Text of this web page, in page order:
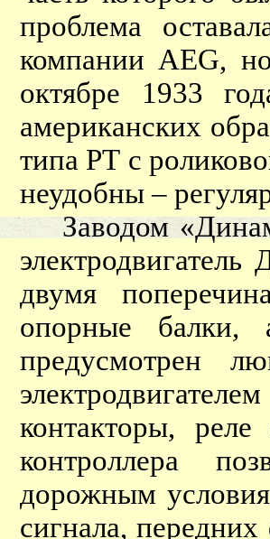
проблема
компании AEG,
октябре 1933
американских
типа РТ с
неудобны –
Заводом
двумя
опорные балки,
предусмотрен
контакторы,
контроллера
дорожным
сигнала,